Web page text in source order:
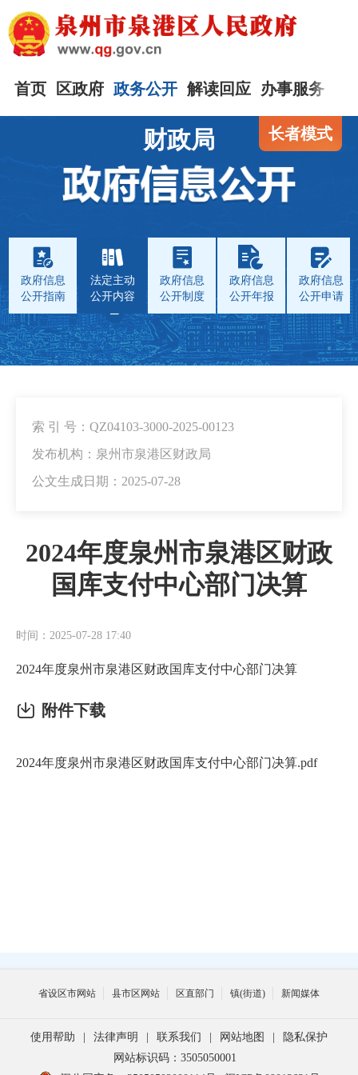
首页 区政府 政务公开 解读回应 办事服务
长者模式
财政局
政府信息
公开指南
法定主动
公开内容
政府信息
公开制度
政府信息
公开年报
政府信息
公开申请
索 引 号：QZ04103-3000-2025-00123
发布机构：泉州市泉港区财政局
公文生成日期：2025-07-28
2024年度泉州市泉港区财政
国库支付中心部门决算
时间：2025-07-28 17:40
2024年度泉州市泉港区财政国库支付中心部门决算
附件下载
2024年度泉州市泉港区财政国库支付中心部门决算.pdf
省设区市网站 县市区网站 区直部门 镇(街道) 新闻媒体
使用帮助 | 法律声明 | 联系我们 | 网站地图 |
隐私保护
网站标识码：3505050001